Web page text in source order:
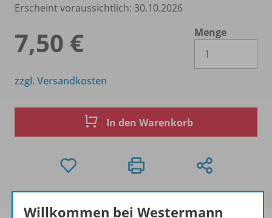
Erscheint voraussichtlich: 30.10.2026
7,50 €
Menge
zzgl. Versandkosten
In den Warenkorb
Willkommen bei Westermann